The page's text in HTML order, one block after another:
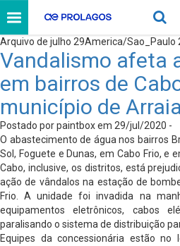
Arquivo de julho 29America/Sao_Paulo
Vandalismo afeta
em bairros de
município de
Postado por paintbox em 29/jul/2020 -
O abastecimento de água nos bairros
Sol, Foguete e Dunas, em Cabo Frio, e
Cabo, inclusive, os distritos, está
ação de vândalos na estação de
Frio. A unidade foi invadida na
equipamentos eletrônicos, cabos
paralisando o sistema de distribuição
Equipes da concessionária estão